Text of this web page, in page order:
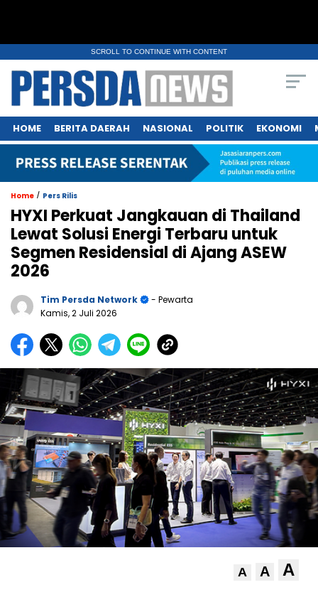
SCROLL TO CONTINUE WITH CONTENT
HOME BERITA DAERAH NASIONAL POLITIK EKONOMI
Home / Pers Rilis
HYXI Perkuat Jangkauan di Thailand
Lewat Solusi Energi Terbaru untuk
Segmen Residensial di Ajang ASEW
2026
Tim Persda Network
- Pewarta
Kamis, 2 Juli 2026
A A A